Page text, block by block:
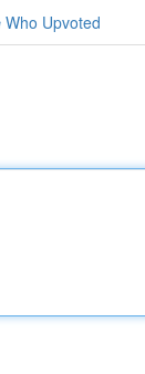
Who Upvoted